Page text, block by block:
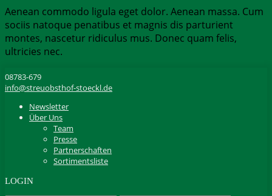
Aenean commodo ligula eget dolor. Aenean massa. Cum
sociis natoque penatibus et magnis dis parturient
montes, nascetur ridiculus mus. Donec quam felis,
ultricies nec.
08783-679
info@streuobsthof-stoeckl.de
Newsletter
Über Uns
Team
Presse
Partnerschaften
Sortimentsliste
LOGIN